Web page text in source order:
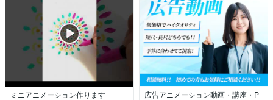
ミニアニメーション作ります
広告アニメーション動画・講座・P